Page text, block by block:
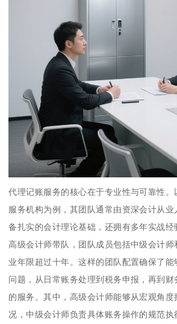
代理记账服务的核心在于专业性与可靠性
服务机构为例，其团队通常由资深会计从
备扎实的会计理论基础，还拥有多年实战
高级会计师带队，团队成员包括中级会计师
业年限超过十年。这样的团队配置确保了
问题，从日常账务处理到税务申报，再到
的服务。其中，高级会计师能够从宏观角
况，中级会计师负责具体账务操作的规范